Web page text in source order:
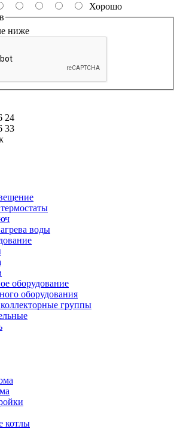
Хорошо
ниже
24
33
воды
оборудование
оборудования
группы
котлы